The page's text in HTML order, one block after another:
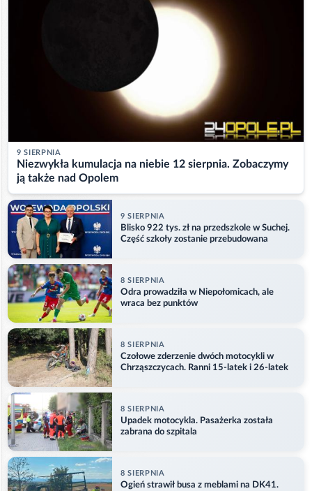
9 SIERPNIA
Niezwykła kumulacja na niebie 12 sierpnia. Zobaczymy
ją także nad Opolem
9 SIERPNIA
Blisko 922 tys. zł na przedszkole w Suchej.
Część szkoły zostanie przebudowana
8 SIERPNIA
Odra prowadziła w Niepołomicach, ale
wraca bez punktów
8 SIERPNIA
Czołowe zderzenie dwóch motocykli w
Chrząszczycach. Ranni 15-latek i 26-latek
8 SIERPNIA
Upadek motocykla. Pasażerka została
zabrana do szpitala
8 SIERPNIA
Ogień strawił busa z meblami na DK41.